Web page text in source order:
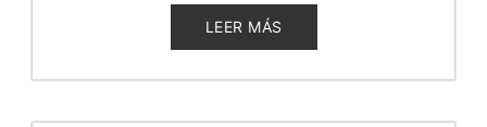
de
5LEER MÁS